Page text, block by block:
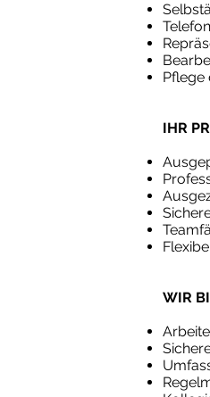
Pflege
IHR
WIR